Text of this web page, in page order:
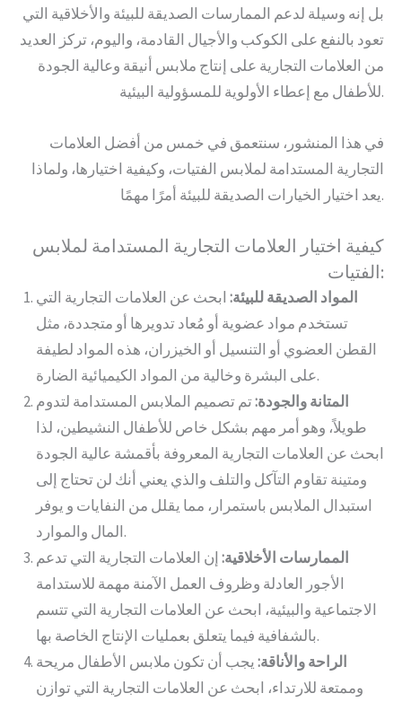
بل إنه وسيلة لدعم الممارسات الصديقة للبيئة والأخلاقية التي
تعود بالنفع على الكوكب والأجيال القادمة، واليوم، تركز العديد
من العلامات التجارية على إنتاج ملابس أنيقة وعالية الجودة
للأطفال مع إعطاء الأولوية للمسؤولية البيئية.
في هذا المنشور، سنتعمق في خمس من أفضل العلامات
التجارية المستدامة لملابس الفتيات، وكيفية اختيارها، ولماذا
يعد اختيار الخيارات الصديقة للبيئة أمرًا مهمًا.
كيفية اختيار العلامات التجارية المستدامة لملابس
الفتيات:
المواد الصديقة للبيئة: ابحث عن العلامات التجارية التي
تستخدم مواد عضوية أو مُعاد تدويرها أو متجددة، مثل
القطن العضوي أو التنسيل أو الخيزران، هذه المواد لطيفة
على البشرة وخالية من المواد الكيميائية الضارة.
المتانة والجودة:تم تصميم الملابس المستدامة لتدوم
طويلاً، وهو أمر مهم بشكل خاص للأطفال النشيطين، لذا
ابحث عن العلامات التجارية المعروفة بأقمشة عالية الجودة
ومتينة تقاوم التآكل والتلف والذي يعني أنك لن تحتاج إلى
استبدال الملابس باستمرار، مما يقلل من النفايات و يوفر
المال والموارد.
الممارسات الأخلاقية: إن العلامات التجارية التي تدعم
الأجور العادلة وظروف العمل الآمنة مهمة للاستدامة
الاجتماعية والبيئية، ابحث عن العلامات التجارية التي تتسم
بالشفافية فيما يتعلق بعمليات الإنتاج الخاصة بها.
الراحة والأناقة:يجب أن تكون ملابس الأطفال مريحة
وممتعة للارتداء، ابحث عن العلامات التجارية التي توازن